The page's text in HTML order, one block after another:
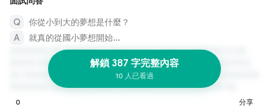
你從小到大的夢想是什麼？
就真的從國小夢想開始...
解鎖 387 字完整內容
10 人已看過
0 分享